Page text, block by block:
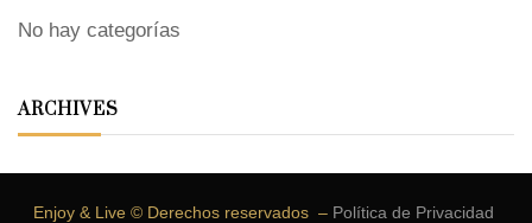
No hay categorías
ARCHIVES
Enjoy & Live © Derechos reservados – Política de Privacidad